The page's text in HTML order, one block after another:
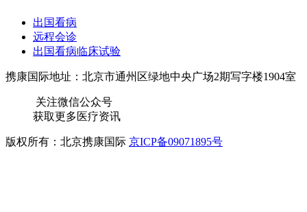
出国看病
远程会诊
出国看病临床试验
携康国际地址：北京市通州区绿地中央广场2期写字楼1904室
关注微信公众号
获取更多医疗资讯
版权所有：北京携康国际 京ICP备09071895号